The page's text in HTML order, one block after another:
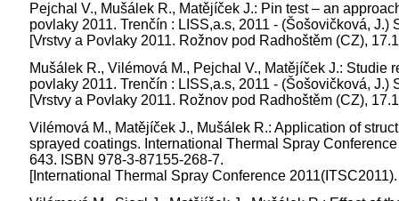
Pejchal V., Mušálek R., Matějíček J.: Pin test – an
povlaky 2011. Trenčín : LISS,a.s, 2011 - (Šošovičková,
[Vrstvy a Povlaky 2011. Rožnov pod Radhoštěm (CZ),
Mušálek R., Vilémová M., Pejchal V., Matějíček J.: Studie
povlaky 2011. Trenčín : LISS,a.s, 2011 - (Šošovičková, J.)
[Vrstvy a Povlaky 2011. Rožnov pod Radhoštěm (CZ),
Vilémová M., Matějíček J., Mušálek R.: Application of
sprayed coatings. International Thermal Spray
643. ISBN 978-3-87155-268-7.
[International Thermal Spray Conference